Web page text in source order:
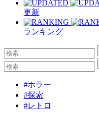
更新
ランキング
#ホラー
#探索
#レトロ